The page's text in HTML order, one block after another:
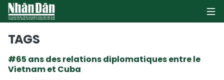
TAGS
#65 ans des relations diplomatiques entre le
Vietnam et Cuba